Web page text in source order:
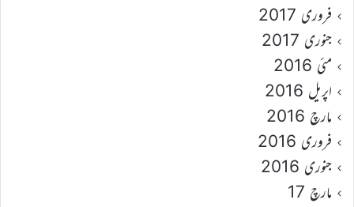
فروری 2017
جنوری 2017
مئی 2016
اپریل 2016
مارچ 2016
فروری 2016
جنوری 2016
مارچ 17